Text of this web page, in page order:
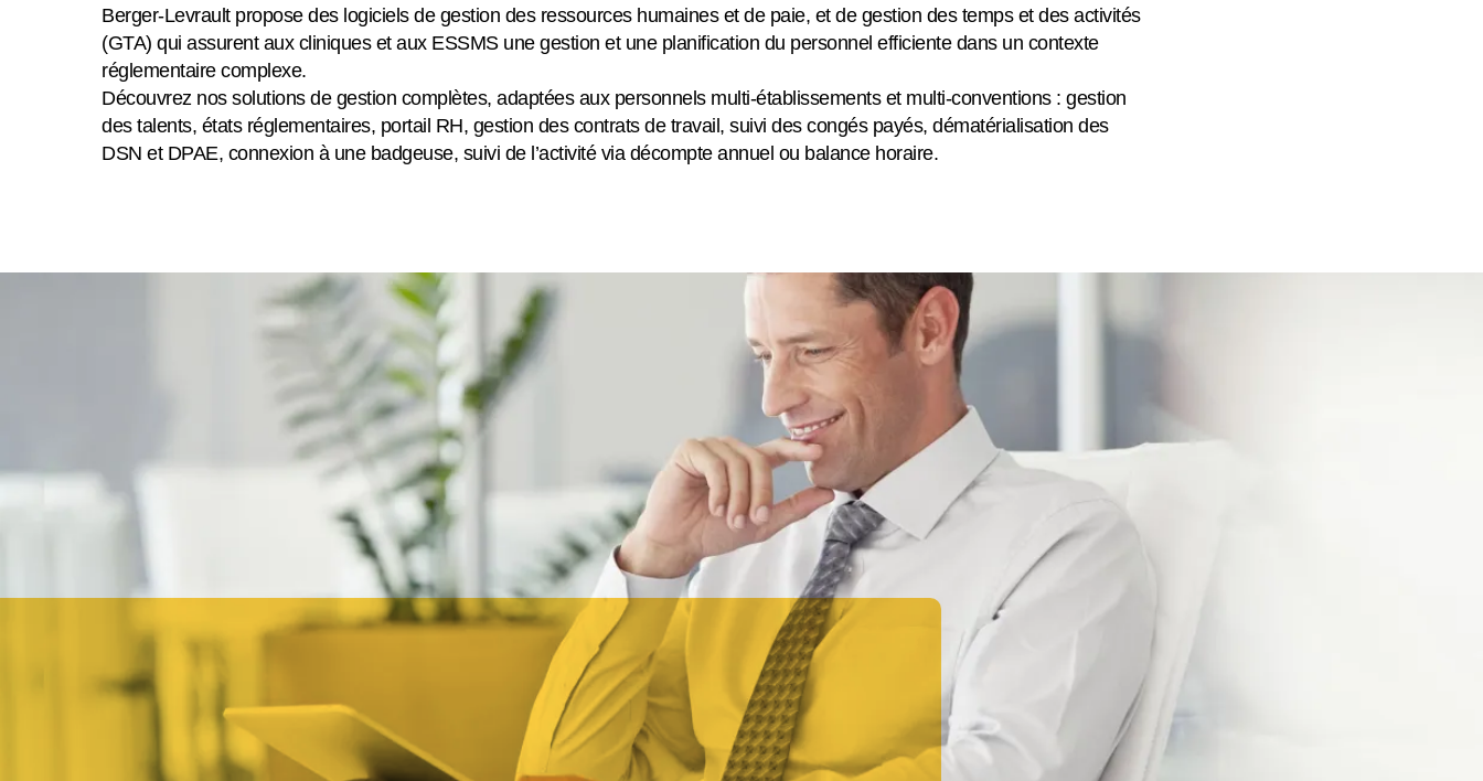
Berger-Levrault propose des logiciels de gestion des ressources humaines et de paie, et de gestion des temps et des activités
(GTA) qui assurent aux cliniques et aux ESSMS une gestion et une planification du personnel efficiente dans un contexte
réglementaire complexe.
Découvrez nos solutions de gestion complètes, adaptées aux personnels multi-établissements et multi-conventions : gestion
des talents, états réglementaires, portail RH, gestion des contrats de travail, suivi des congés payés, dématérialisation des
DSN et DPAE, connexion à une badgeuse, suivi de l’activité via décompte annuel ou balance horaire.